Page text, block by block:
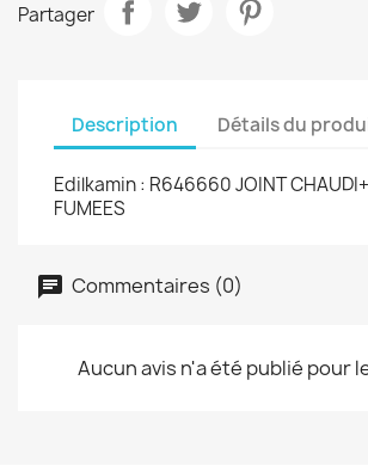
Partager
Description Détails du
Edilkamin : R646660 JOINT
FUMEES
Commentaires (0)
Aucun avis n'a été publié pour